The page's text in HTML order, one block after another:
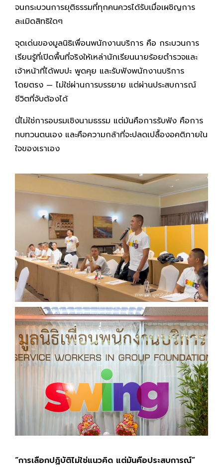
จนกระบวนการยุติธรรมที่ทุกคนควรได้รับเมื่อเผชิญการ
ละเมิดสิทธิใดๆ
จุดเด่นของมูลนิธิเพื่อนพนักงานบริการ คือ กระบวนการ
เรียนรู้ที่เปิดพื้นที่จริงให้เหล่านักเรียนนายร้อยตำรวจและ
เจ้าหน้าที่ได้พบปะ พูดคุย และรับฟังพนักงานบริการ
โดยตรง — ไม่ใช่ผ่านการบรรยาย แต่ผ่านประสบการณ์
ชีวิตที่จับต้องได้
นี่ไม่ใช่การอบรมเชิงนามธรรม แต่มันคือการรับฟัง คือการ
ทบทวนตนเอง และคือความกล้าที่จะปลดเปลื้องอคติภายใน
ใจของเราเอง
“การเลือกปฏิบัติไม่ใช่แนวคิด แต่มันคือประสบการณ์”